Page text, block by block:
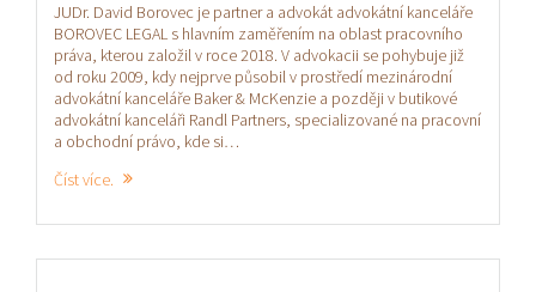
JUDr. David Borovec je partner a advokát advokátní kanceláře
BOROVEC LEGAL s hlavním zaměřením na oblast pracovního
práva, kterou založil v roce 2018. V advokacii se pohybuje již
od roku 2009, kdy nejprve působil v prostředí mezinárodní
advokátní kanceláře Baker & McKenzie a později v butikové
advokátní kanceláři Randl Partners, specializované na pracovní
a obchodní právo, kde si…
Číst více.